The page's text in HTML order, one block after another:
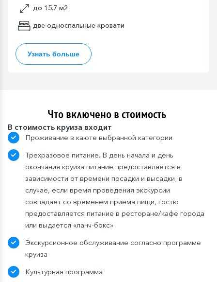
до 15.7 м2
две односпальные кровати
Узнать больше
Что включено в стоимость
В стоимость круиза входит
Проживание в каюте выбранной категории
Трехразовое питание. В день начала и день
окончания круиза питание предоставляется в
зависимости от времени посадки и высадки; в
случае, если время проведения экскурсии
совпадает со временем приема пищи, гостю
предоставляется питание в ресторане/кафе города
или выдается «ланч-бокс»
Экскурсионное обслуживание согласно программе
круиза
Культурная программа